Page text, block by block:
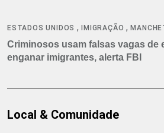
ESTADOS UNIDOS ,IMIGRAÇÃO ,
Criminosos usam falsas vagas de
enganar imigrantes, alerta FBI
Local & Comunidade